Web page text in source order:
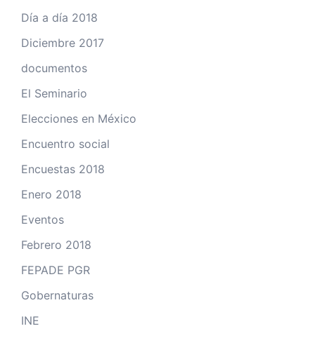
Día a día 2018
Diciembre 2017
documentos
El Seminario
Elecciones en México
Encuentro social
Encuestas 2018
Enero 2018
Eventos
Febrero 2018
FEPADE PGR
Gobernaturas
INE